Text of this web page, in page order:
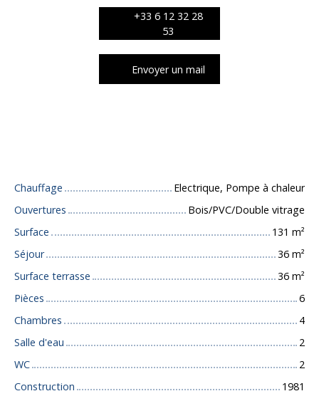
+33 6 12 32 28
53
Envoyer un mail
Chauffage
Electrique, Pompe à chaleur
Ouvertures
Bois/PVC/Double vitrage
Surface
131 m²
Séjour
36 m²
Surface terrasse
36 m²
Pièces
6
Chambres
4
Salle d'eau
2
WC
2
Construction
1981